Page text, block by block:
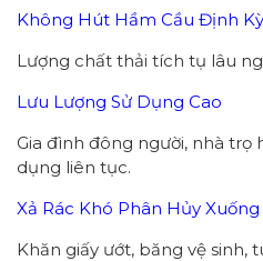
Không Hút Hầm Cầu Định Kỳ
Lượng chất thải tích tụ lâu
Lưu Lượng Sử Dụng Cao
Gia đình đông người, nhà trọ
dụng liên tục.
Xả Rác Khó Phân Hủy
Khăn giấy ướt, băng vệ sinh,